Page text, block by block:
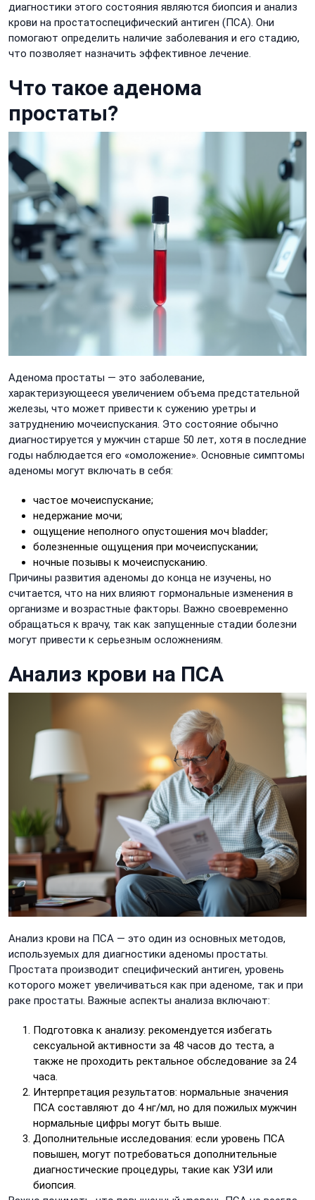
диагностики этого состояния являются биопсия и анализ
крови на простатоспецифический антиген (ПСА). Они
помогают определить наличие заболевания и его стадию,
что позволяет назначить эффективное лечение.
Что такое аденома
простаты?
Аденома простаты — это заболевание,
характеризующееся увеличением объема предстательной
железы, что может привести к сужению уретры и
затруднению мочеиспускания. Это состояние обычно
диагностируется у мужчин старше 50 лет, хотя в последние
годы наблюдается его «омоложение». Основные симптомы
аденомы могут включать в себя:
частое мочеиспускание;
недержание мочи;
ощущение неполного опустошения моч bladder;
болезненные ощущения при мочеиспускании;
ночные позывы к мочеиспусканию.
Причины развития аденомы до конца не изучены, но
считается, что на них влияют гормональные изменения в
организме и возрастные факторы. Важно своевременно
обращаться к врачу, так как запущенные стадии болезни
могут привести к серьезным осложнениям.
Анализ крови на ПСА
Анализ крови на ПСА — это один из основных методов,
используемых для диагностики аденомы простаты.
Простата производит специфический антиген, уровень
которого может увеличиваться как при аденоме, так и при
раке простаты. Важные аспекты анализа включают:
Подготовка к анализу: рекомендуется избегать
сексуальной активности за 48 часов до теста, а
также не проходить ректальное обследование за 24
часа.
Интерпретация результатов: нормальные значения
ПСА составляют до 4 нг/мл, но для пожилых мужчин
нормальные цифры могут быть выше.
Дополнительные исследования: если уровень ПСА
повышен, могут потребоваться дополнительные
диагностические процедуры, такие как УЗИ или
биопсия.